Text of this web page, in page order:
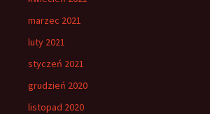
marzec 2021
luty 2021
styczeń 2021
grudzień 2020
listopad 2020